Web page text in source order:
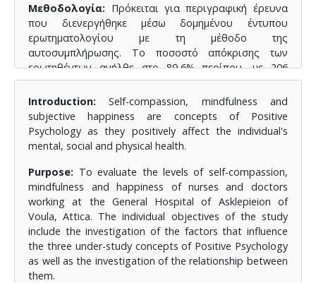
Μεθοδολογία: Πρόκειται για περιγραφική έρευνα
που διενεργήθηκε μέσω δομημένου έντυπου
ερωτηματολογίου με τη μέθοδο της
αυτοσυμπλήρωσης. Το ποσοστό απόκρισης των
ερωτηθέντων ανήλθε στο 89,6% περίπου, με 206
ερωτηματολόγια να έχουν συμπληρωθεί από
συνολικά 151 νοσηλευτές και από 55 ιατρούς
διαφόρων ειδικοτήτων και βαθμίδων. Για τη
διενέργεια της μελέτης επιλέχθηκαν τρία
σταθμισμένα και μεταφρασμένα για τον Ελληνικό
πληθυσμό ερευνητικά εργαλεία: i) Η Κλίμακα
Αυτοσυμπόνιας, ii) Το Ερωτηματολόγιο Δεξιοτήτων
Ενσυνειδητότητας του Kentucky, και iii) H Κλίμακα
Υποκειμενικής Ευτυχίας. Τα δεδομένα
καταχωρήθηκαν και κωδικοποιήθηκαν με τη χρήση
του στατιστικού πακέτου IBM SPSS Statistics Version
25.
Αποτελέσματα:
Η ιδιότητα του επαγγελματία
Introduction: Self-compassion, mindfulness and
subjective happiness are concepts of Positive
Psychology as they positively affect the individual's
mental, social and physical health.
Purpose: To evaluate the levels of self-compassion,
mindfulness and happiness of nurses and doctors
working at the General Hospital of Asklepieion of
Voula, Attica. The individual objectives of the study
include the investigation of the factors that influence
the three under-study concepts of Positive Psychology
as well as the investigation of the relationship between
them.